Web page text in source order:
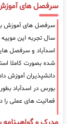
سرفصل های
سال تجربه این
اسدآباد و سرفصل
شده بصورت کاملا
دانشپذیران آموزش
بورس در اسدآباد
فعالیت های عملی را